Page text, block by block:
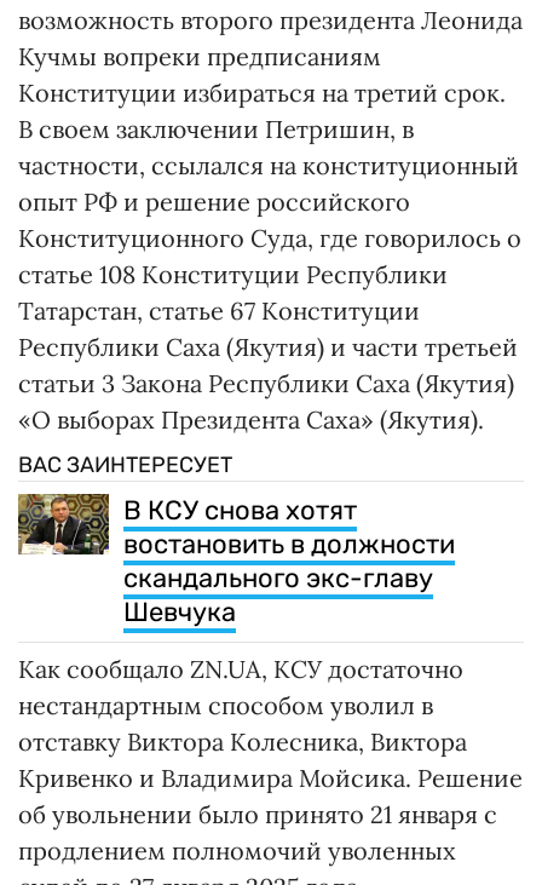
возможность второго президента Леонида
Кучмы вопреки предписаниям
Конституции избираться на третий срок.
В своем заключении Петришин, в
частности, ссылался на конституционный
опыт РФ и решение российского
Конституционного Суда, где говорилось о
статье 108 Конституции Республики
Татарстан, статье 67 Конституции
Республики Саха (Якутия) и части третьей
статьи 3 Закона Республики Саха (Якутия)
«О выборах Президента Саха» (Якутия).
ВАС ЗАИНТЕРЕСУЕТ
В КСУ снова хотят
востановить в должности
скандального экс-главу
Шевчука
Как сообщало ZN.UA, КСУ достаточно
нестандартным способом уволил в
отставку Виктора Колесника, Виктора
Кривенко и Владимира Мойсика. Решение
об увольнении было принято 21 января с
продлением полномочий уволенных